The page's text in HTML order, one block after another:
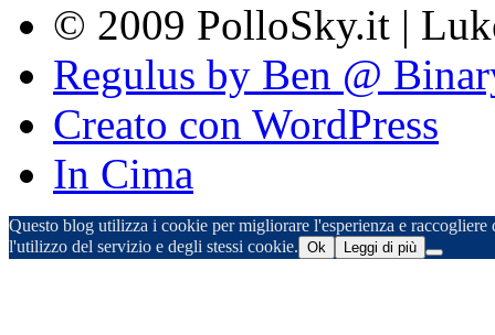
© 2009 PolloSky.it |
Regulus by Ben @
Creato con WordPress
In Cima
Questo blog utilizza i cookie per migliorare l'esperienza e
l'utilizzo del servizio e degli stessi cookie. Ok Leggi di più